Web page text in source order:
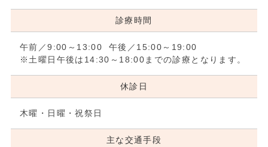
診療時間
午前／9:00～13:00 午後／15:00～19:00
※土曜日午後は14:30～18:00までの診療となります。
休診日
木曜・日曜・祝祭日
主な交通手段